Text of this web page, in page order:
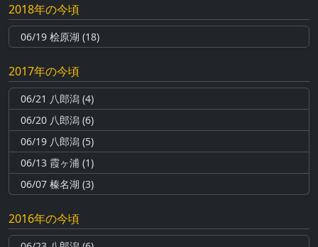
2018年の今頃
06/19 桧原湖 (18)
2017年の今頃
06/21 八郎潟 (4)
06/20 八郎潟 (6)
06/19 八郎潟 (5)
06/13 霞ヶ浦 (1)
06/07 榛名湖 (3)
2016年の今頃